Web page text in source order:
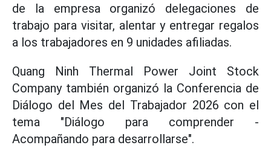
de la empresa organizó delegaciones de
trabajo para visitar, alentar y entregar regalos
a los trabajadores en 9 unidades afiliadas.
Quang Ninh Thermal Power Joint Stock
Company también organizó la Conferencia de
Diálogo del Mes del Trabajador 2026 con el
tema "Diálogo para comprender -
Acompañando para desarrollarse".